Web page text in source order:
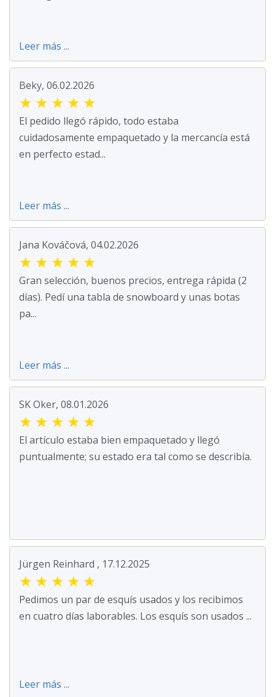
Leer más ...
Beky, 06.02.2026
★ ★ ★ ★ ★
El pedido llegó rápido, todo estaba
cuidadosamente empaquetado y la mercancía está
en perfecto estad...
Leer más ...
Jana Kováčová, 04.02.2026
★ ★ ★ ★ ★
Gran selección, buenos precios, entrega rápida (2
días). Pedí una tabla de snowboard y unas botas
pa...
Leer más ...
SK Oker, 08.01.2026
★ ★ ★ ★ ★
El artículo estaba bien empaquetado y llegó
puntualmente; su estado era tal como se describía.
Jürgen Reinhard , 17.12.2025
★ ★ ★ ★ ★
Pedimos un par de esquís usados y los recibimos
en cuatro días laborables. Los esquís son usados ...
Leer más ...